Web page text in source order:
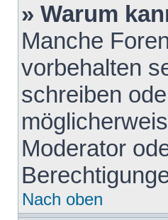
» Warum
Manche
vorbehalten
schreiben
Moderator
Nach oben